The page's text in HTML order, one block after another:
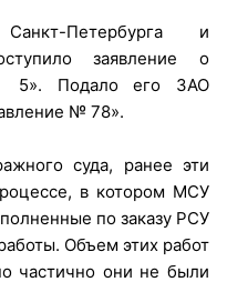
Петербурга и
заявление о
5». Подало его ЗАО
№ 78».
суда, ранее эти
в котором МСУ
по заказу РСУ
Объем этих работ
частично они не были